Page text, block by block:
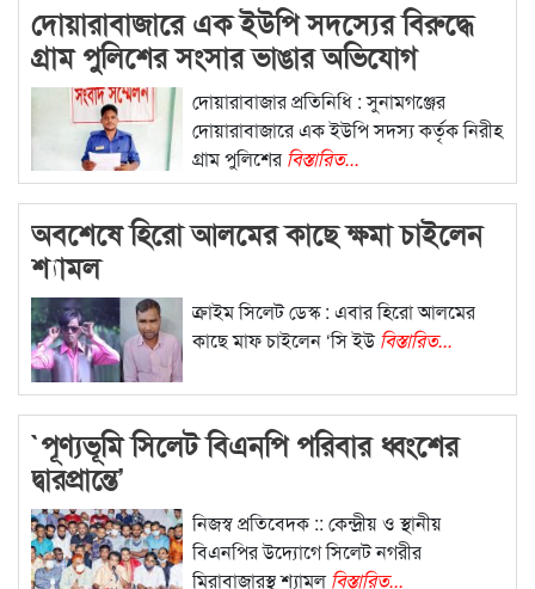
দোয়ারাবাজারে এক ইউপি সদস্যের বিরুদ্ধে
গ্রাম পুলিশের সংসার ভাঙার অভিযোগ
দোয়ারাবাজার প্রতিনিধি : সুনামগঞ্জের
দোয়ারাবাজারে এক ইউপি সদস্য কর্তৃক নিরীহ
গ্রাম পুলিশের বিস্তারিত...
অবশেষে হিরো আলমের কাছে ক্ষমা চাইলেন
শ্যামল
ক্রাইম সিলেট ডেস্ক : এবার হিরো আলমের
কাছে মাফ চাইলেন ‘সি ইউবিস্তারিত...
`পূণ্যভূমি সিলেট বিএনপি পরিবার ধ্বংশের
দ্বারপ্রান্তে’
নিজস্ব প্রতিবেদক :: কেন্দ্রীয় ও স্থানীয়
বিএনপির উদ্যোগে সিলেট নগরীর
মিরাবাজারস্থ শ্যামলবিস্তারিত...